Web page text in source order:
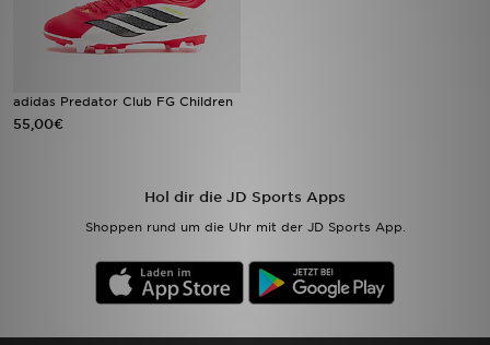
adidas Predator Club FG Children
55,00€
Hol dir die JD Sports Apps
Shoppen rund um die Uhr mit der JD Sports App.
Filialfinder
Meine Nachrichten
Trending Styles